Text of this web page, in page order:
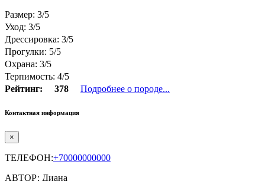
Размер: 3/5
Уход: 3/5
Дрессировка: 3/5
Прогулки: 5/5
Охрана: 3/5
Терпимость: 4/5
Рейтинг:
378 Подробнее о породе...
Контактная информация
×
ТЕЛЕФОН:+70000000000
АВТОР: Диана